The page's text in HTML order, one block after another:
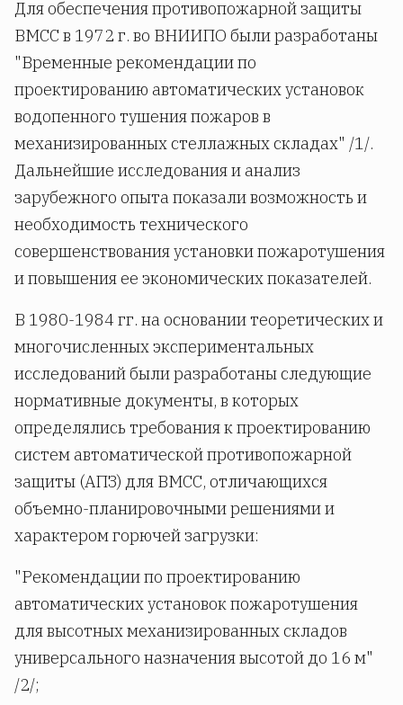
Для обеспечения противопожарной защиты
ВМСС в 1972 г. во ВНИИПО были разработаны
"Временные рекомендации по
проектированию автоматических установок
водопенного тушения пожаров в
механизированных стеллажных складах" /1/.
Дальнейшие исследования и анализ
зарубежного опыта показали возможность и
необходимость технического
совершенствования установки пожаротушения
и повышения ее экономических показателей.
В 1980-1984 гг. на основании теоретических и
многочисленных экспериментальных
исследований были разработаны следующие
нормативные документы, в которых
определялись требования к проектированию
систем автоматической противопожарной
защиты (АПЗ) для ВМСС, отличающихся
объемно-планировочными решениями и
характером горючей загрузки:
"Рекомендации по проектированию
автоматических установок пожаротушения
для высотных механизированных складов
универсального назначения высотой до 16 м"
/2/;